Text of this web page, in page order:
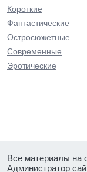
Короткие
Фантастические
Остросюжетные
Современные
Эротические
Все материалы на
Администратор